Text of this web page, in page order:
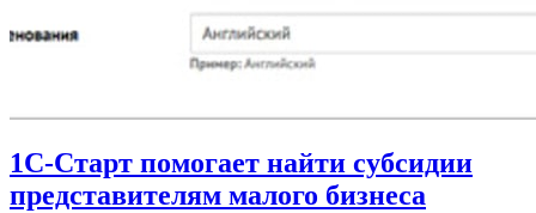
1С-Старт помогает найти субсидии
представителям малого бизнеса